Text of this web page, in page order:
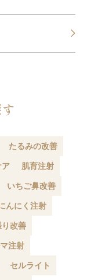
たるみの改善
ア 肌育注射
いちご鼻改善
んにく注射
り改善
注射
セルライト